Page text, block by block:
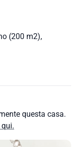
(200 m2),
questa casa.